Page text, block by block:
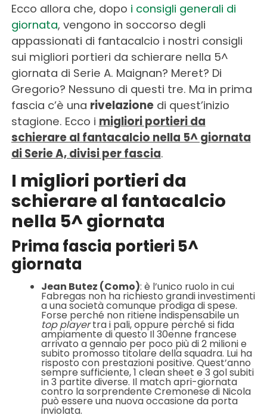
Ecco allora che, dopo i consigli generali di
giornata, vengono in soccorso degli
appassionati di fantacalcio i nostri consigli
sui migliori portieri da schierare nella 5^
giornata di Serie A. Maignan? Meret? Di
Gregorio? Nessuno di questi tre. Ma in prima
fascia c’è una rivelazionedi quest’inizio
stagione. Ecco i migliori portieri da
schierare al fantacalcio nella 5^ giornata
di Serie A, divisi per fascia.
I migliori portieri da
schierare al fantacalcio
nella 5^ giornata
Prima fascia portieri 5^
giornata
Jean Butez (Como): è l’unico ruolo in cui
Fabregas non ha richiesto grandi investimenti
a una società comunque prodiga di spese.
Forse perché non ritiene indispensabile un
top playertra i pali, oppure perché si fida
ampiamente di questo Il 30enne francese
arrivato a gennaio per poco più di 2 milioni e
subito promosso titolare della squadra. Lui ha
risposto con prestazioni positive. Quest’anno
sempre sufficiente, 1 clean sheet e 3 gol subiti
in 3 partite diverse. Il match apri-giornata
contro la sorprendente Cremonese di Nicola
può essere una nuova occasione da porta
inviolata.